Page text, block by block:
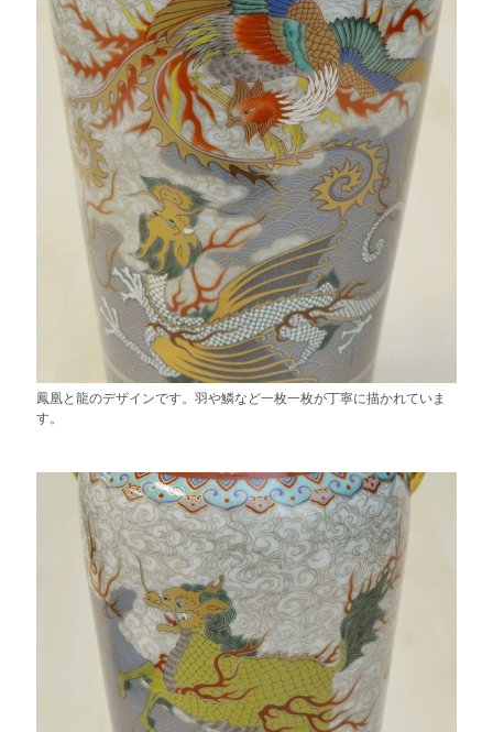
鳳凰と龍のデザインです。羽や鱗など一枚一枚が丁寧に描かれていま
す。